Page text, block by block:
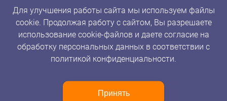
Для улучшения работы сайта мы используем файлы
cookie. Продолжая работу с сайтом, Вы разрешаете
использование cookie-файлов и даете согласие на
обработку персональных данных в соответствии с
политикой конфиденциальности.
Принять